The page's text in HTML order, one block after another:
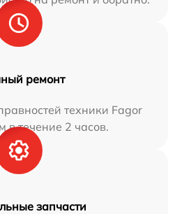
ремонт
техники Fagor
в течение 2 часов.
запчасти